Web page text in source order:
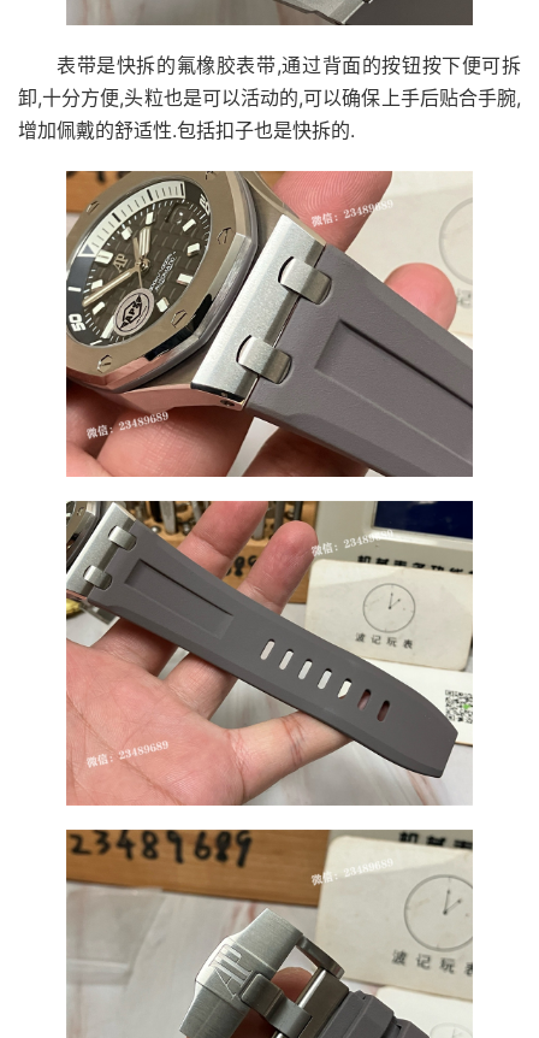
表带是快拆的氟橡胶表带,通过背面的按钮按下便可拆
卸,十分方便,头粒也是可以活动的,可以确保上手后贴合手腕,
增加佩戴的舒适性.包括扣子也是快拆的.